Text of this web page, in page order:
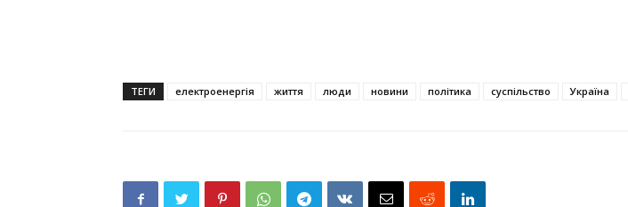
ТЕГИ електроенергія життя люди новини політика суспільство Україна